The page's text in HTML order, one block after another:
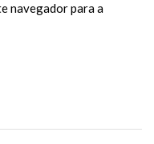
navegador para a